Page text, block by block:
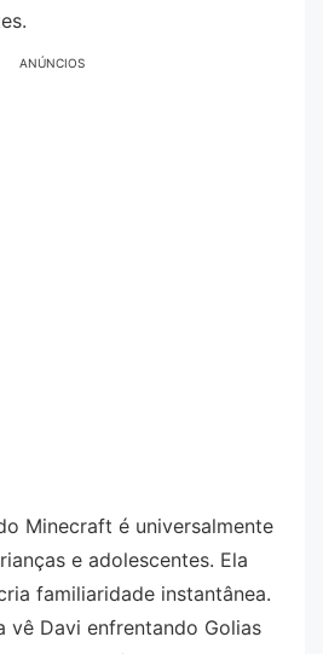
ANÚNCIOS
Minecraft é universalmente
e adolescentes. Ela
familiaridade instantânea.
vê Davi enfrentando Golias